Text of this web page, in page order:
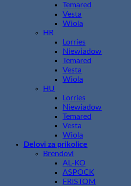
Temared
Vesta
Wiola
HR
Lorries
Niewiadow
Temared
Vesta
Wiola
HU
Lorries
Niewiadow
Temared
Vesta
Wiola
Delovi za prikolice
Brendovi
AL-KO
ASPOCK
FRISTOM